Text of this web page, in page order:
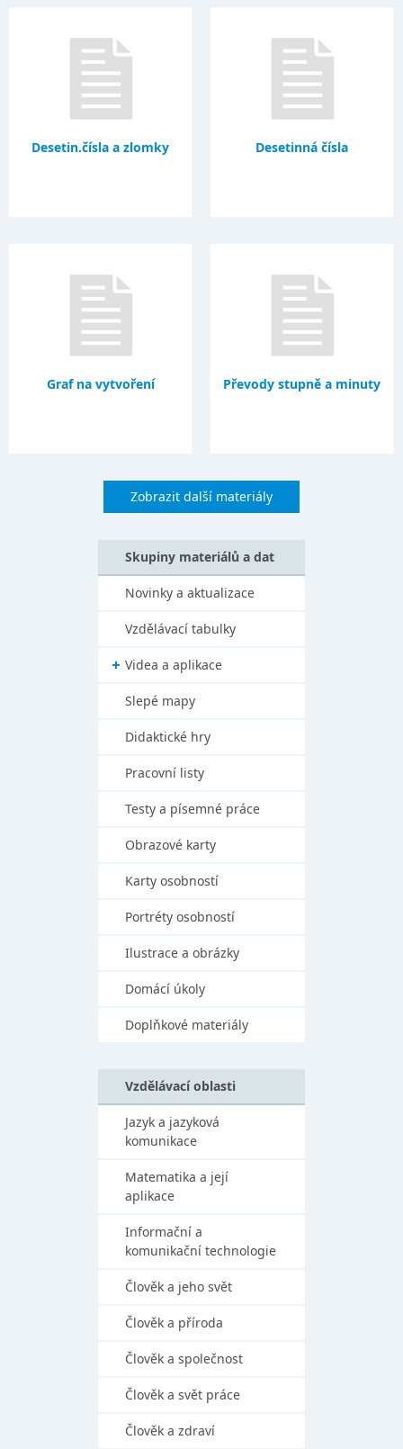
Desetin.čísla a zlomky Desetinná čísla
Graf na vytvoření Převody stupně a minuty
Zobrazit další materiály
Skupiny materiálů a dat
Novinky a aktualizace
Vzdělávací tabulky
Videa a aplikace
Slepé mapy
Didaktické hry
Pracovní listy
Testy a písemné práce
Obrazové karty
Karty osobností
Portréty osobností
Ilustrace a obrázky
Domácí úkoly
Doplňkové materiály
Vzdělávací oblasti
Jazyk a jazyková
komunikace
Matematika a její
aplikace
Informační a
komunikační technologie
Člověk a jeho svět
Člověk a příroda
Člověk a společnost
Člověk a svět práce
Člověk a zdraví